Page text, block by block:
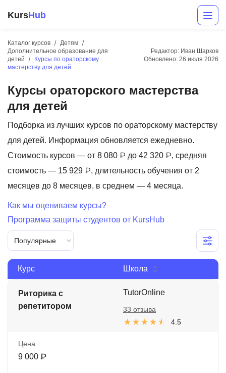
KursHub
Каталог курсов
Детям
Дополнительное образование для
детей
Курсы по ораторскому
мастерству для детей
Редактор: Иван Шарков
Обновлено: 26 июля 2026
Курсы ораторского мастерства
для детей
Подборка из лучших курсов по ораторскому мастерству
для детей. Информация обновляется ежедневно.
Стоимость курсов — от 8 080 ₽ до 42 320 ₽, средняя
стоимость — 15 929 ₽, длительность обучения от 2
месяцев до 8 месяцев, в среднем — 4 месяца.
Как мы оцениваем курсы?
Программа защиты студентов от KursHub
Популярные
Курс Школа
Риторика с
репетитором
TutorOnline
4.5
33 отзыва
Цена
9 000 ₽
Разработка
Маркетинг
Менеджмент
Иностранные языки
Soft Skills
ДПО
Рейтинг онлайн-школ